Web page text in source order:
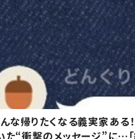
んな帰りたくなる義実家ある
た“衝撃のメッセージ”に…